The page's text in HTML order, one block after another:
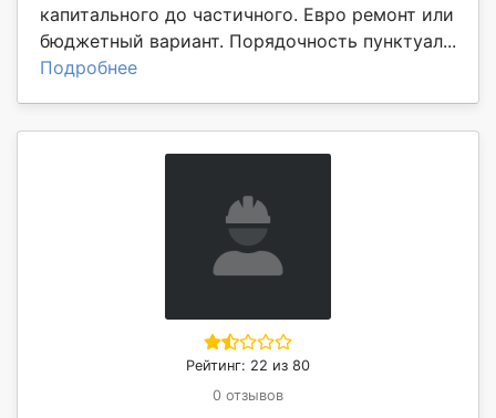
капитального до частичного. Евро ремонт или
бюджетный вариант. Порядочность пунктуал...
Подробнее
Рейтинг: 22 из 80
0 отзывов